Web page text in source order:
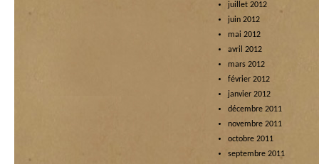
juillet 2012
juin 2012
mai 2012
avril 2012
mars 2012
février 2012
janvier 2012
décembre 2011
novembre 2011
octobre 2011
septembre 2011